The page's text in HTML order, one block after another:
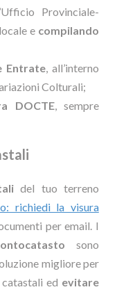
Provinciale-
e compilando
Entrate, all’interno
Colturali;
DOCTE, sempre
del tuo terreno
richiedi la visura
per email. I
sono
migliore per
ed evitare